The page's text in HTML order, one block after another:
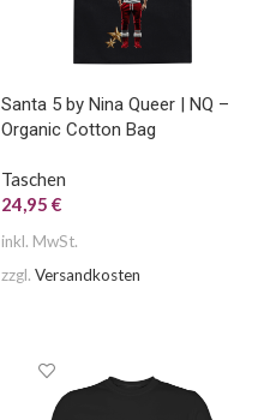
Santa 5 by Nina Queer | NQ –
Organic Cotton Bag
Taschen
24,95 €
inkl. MwSt.
zzgl. Versandkosten